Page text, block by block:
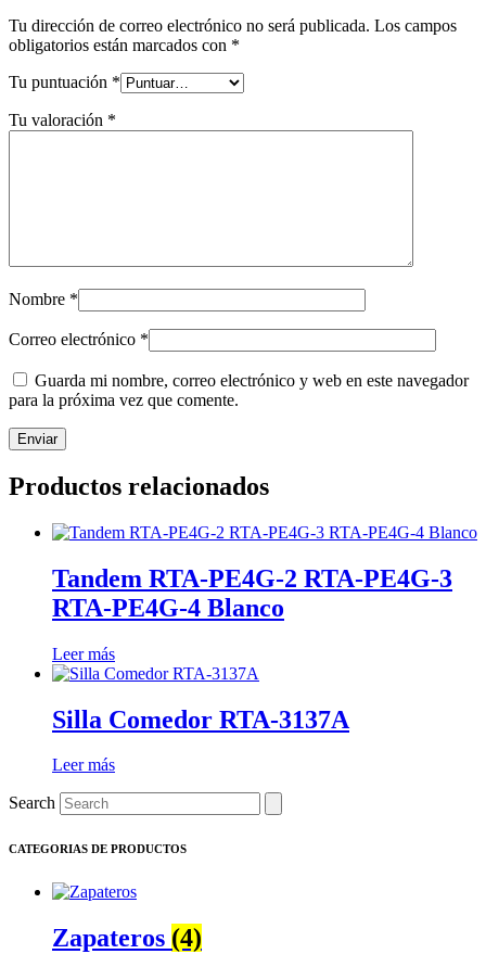
Tu dirección de correo electrónico no será publicada. Los campos
obligatorios están marcados con *
Tu puntuación *
Tu valoración *
Nombre *
Correo electrónico *
Guarda mi nombre, correo electrónico y web en este navegador
para la próxima vez que comente.
Productos relacionados
Tandem RTA-PE4G-2 RTA-PE4G-3
RTA-PE4G-4 Blanco
Leer más
Silla Comedor RTA-3137A
Leer más
Search
CATEGORIAS DE PRODUCTOS
Zapateros (4)